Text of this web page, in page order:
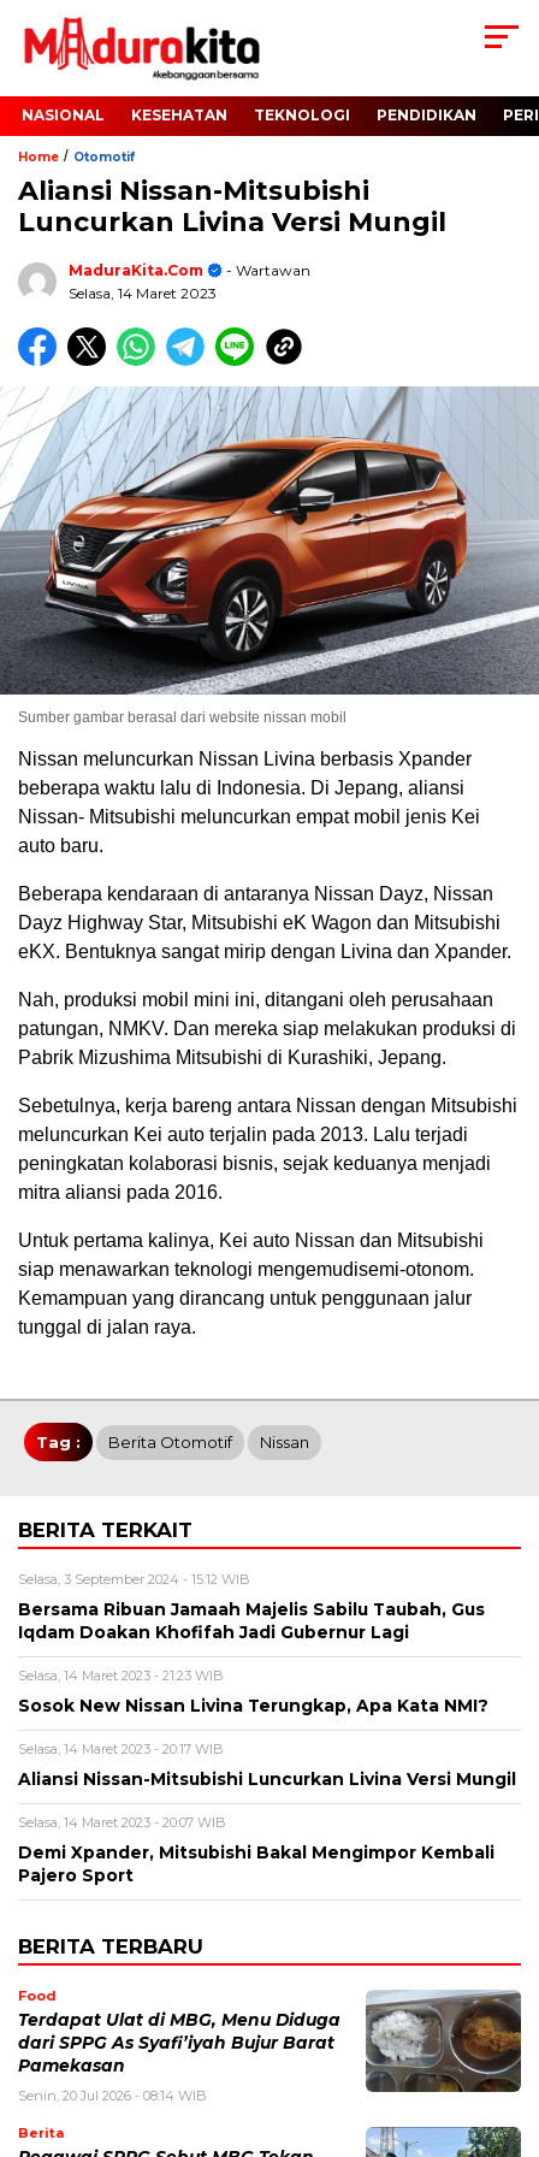
NASIONAL KESEHATAN TEKNOLOGI PENDIDIKAN
Home / Otomotif
Aliansi Nissan-Mitsubishi
Luncurkan Livina Versi Mungil
MaduraKita.com
- Wartawan
Selasa, 14 Maret 2023
Sumber gambar berasal dari website nissan mobil
Nissan meluncurkan Nissan Livina berbasis Xpander
beberapa waktu lalu di Indonesia. Di Jepang, aliansi
Nissan- Mitsubishi meluncurkan empat mobil jenis Kei
auto baru.
Beberapa kendaraan di antaranya Nissan Dayz, Nissan
Dayz Highway Star, Mitsubishi eK Wagon dan Mitsubishi
eKX. Bentuknya sangat mirip dengan Livina dan Xpander.
Nah, produksi mobil mini ini, ditangani oleh perusahaan
patungan, NMKV. Dan mereka siap melakukan produksi di
Pabrik Mizushima Mitsubishi di Kurashiki, Jepang.
Sebetulnya, kerja bareng antara Nissan dengan Mitsubishi
meluncurkan Kei auto terjalin pada 2013. Lalu terjadi
peningkatan kolaborasi bisnis, sejak keduanya menjadi
mitra aliansi pada 2016.
Untuk pertama kalinya, Kei auto Nissan dan Mitsubishi
siap menawarkan teknologi mengemudisemi-otonom.
Kemampuan yang dirancang untuk penggunaan jalur
tunggal di jalan raya.
Tag : Berita Otomotif Nissan
BERITA TERKAIT
Selasa, 3 September 2024 - 15:12 WIB
Bersama Ribuan Jamaah Majelis Sabilu Taubah, Gus
Iqdam Doakan Khofifah Jadi Gubernur Lagi
Selasa, 14 Maret 2023 - 21:23 WIB
Sosok New Nissan Livina Terungkap, Apa Kata NMI?
Selasa, 14 Maret 2023 - 20:17 WIB
Aliansi Nissan-Mitsubishi Luncurkan Livina Versi Mungil
Selasa, 14 Maret 2023 - 20:07 WIB
Demi Xpander, Mitsubishi Bakal Mengimpor Kembali
Pajero Sport
BERITA TERBARU
Food
Terdapat Ulat di MBG, Menu Diduga
dari SPPG As Syafi’iyah Bujur Barat
Pamekasan
Senin, 20 Jul 2026 - 08:14 WIB
Berita